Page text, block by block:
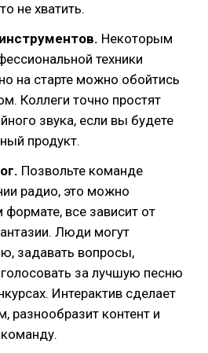
не хватить.
Некоторым
техники
на старте можно обойтись
Коллеги точно простят
звука, если вы будете
продукт.
Позвольте команде
радио, это можно
все зависит от
Люди могут
задавать вопросы,
за лучшую песню
Интерактив сделает
разнообразит контент и